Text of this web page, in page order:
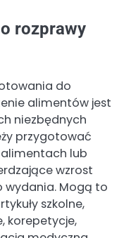
rozprawy
do
alimentów jest
niezbędnych
przygotować
lub
wzrost
wydania. Mogą to
szkolne,
korepetycje,